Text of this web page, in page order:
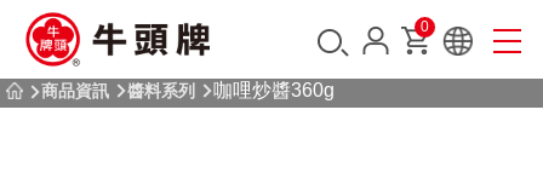
0
商品資訊 醬料系列 咖哩炒醬360g